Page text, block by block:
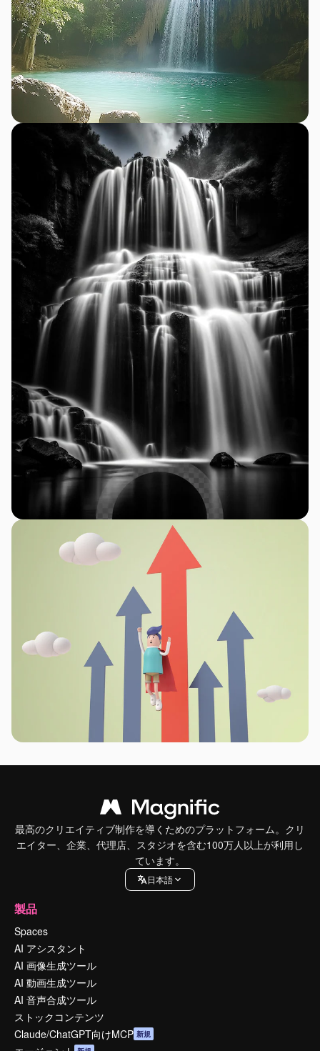
最高のクリエイティブ制作を導くためのプラットフォーム。クリ
エイター、企業、代理店、スタジオを含む100万人以上が利用し
ています。
日本語
製品
Spaces
AI アシスタント
AI 画像生成ツール
AI 動画生成ツール
AI 音声合成ツール
ストックコンテンツ
Claude/ChatGPT向けMCP 新規